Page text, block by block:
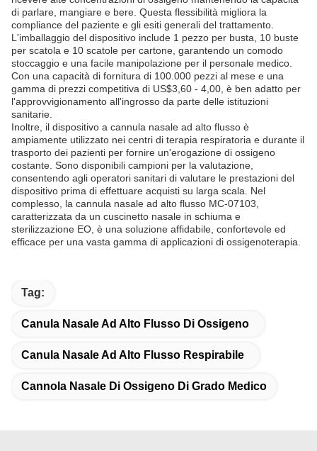
di parlare, mangiare e bere. Questa flessibilità migliora la
compliance del paziente e gli esiti generali del trattamento.
L'imballaggio del dispositivo include 1 pezzo per busta, 10 buste
per scatola e 10 scatole per cartone, garantendo un comodo
stoccaggio e una facile manipolazione per il personale medico.
Con una capacità di fornitura di 100.000 pezzi al mese e una
gamma di prezzi competitiva di US$3,60 - 4,00, è ben adatto per
l'approvvigionamento all'ingrosso da parte delle istituzioni
sanitarie.
Inoltre, il dispositivo a cannula nasale ad alto flusso è
ampiamente utilizzato nei centri di terapia respiratoria e durante il
trasporto dei pazienti per fornire un'erogazione di ossigeno
costante. Sono disponibili campioni per la valutazione,
consentendo agli operatori sanitari di valutare le prestazioni del
dispositivo prima di effettuare acquisti su larga scala. Nel
complesso, la cannula nasale ad alto flusso MC-07103,
caratterizzata da un cuscinetto nasale in schiuma e
sterilizzazione EO, è una soluzione affidabile, confortevole ed
efficace per una vasta gamma di applicazioni di ossigenoterapia.
Tag:
Canula Nasale Ad Alto Flusso Di Ossigeno
Canula Nasale Ad Alto Flusso Respirabile
Cannola Nasale Di Ossigeno Di Grado Medico